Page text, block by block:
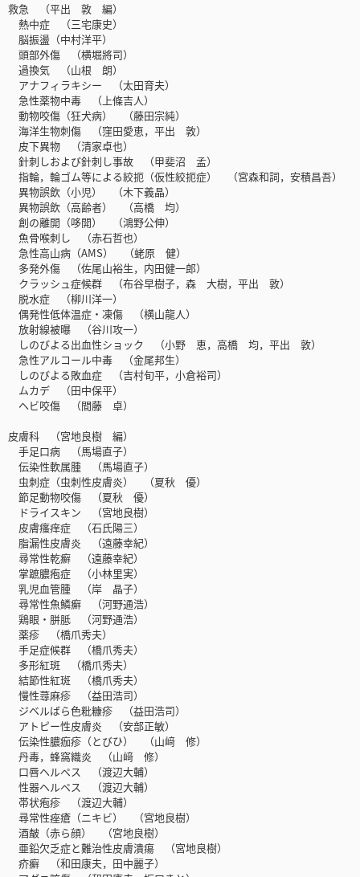
救急 （平出 敦 編）
熱中症 （三宅康史）
脳振盪（中村洋平）
頭部外傷 （横堀將司）
過換気 （山根 朗）
アナフィラキシー （太田育夫）
急性薬物中毒 （上條吉人）
動物咬傷（狂犬病） （藤田宗純）
海洋生物刺傷 （窪田愛恵，平出 敦）
皮下異物 （清家卓也）
針刺しおよび針刺し事故 （甲斐沼 孟）
指輪，輪ゴム等による絞扼（仮性絞扼症） （宮森和詞，安積昌吾）
異物誤飲（小児） （木下義晶）
異物誤飲（高齢者） （高橋 均）
創の離開（哆開） （鴻野公伸）
魚骨喉刺し （赤石哲也）
急性高山病（AMS） （蛯原 健）
多発外傷 （佐尾山裕生，内田健一郎）
クラッシュ症候群 （布谷早樹子，森 大樹，平出 敦）
脱水症 （柳川洋一）
偶発性低体温症・凍傷 （横山龍人）
放射線被曝 （谷川攻一）
しのびよる出血性ショック （小野 恵，高橋 均，平出 敦）
急性アルコール中毒 （金尾邦生）
しのびよる敗血症 （吉村旬平，小倉裕司）
ムカデ （田中保平）
ヘビ咬傷 （間藤 卓）
皮膚科 （宮地良樹 編）
手足口病 （馬場直子）
伝染性軟属腫 （馬場直子）
虫刺症（虫刺性皮膚炎） （夏秋 優）
節足動物咬傷 （夏秋 優）
ドライスキン （宮地良樹）
皮膚瘙痒症 （石氏陽三）
脂漏性皮膚炎 （遠藤幸紀）
尋常性乾癬 （遠藤幸紀）
掌蹠膿疱症 （小林里実）
乳児血管腫 （岸 晶子）
尋常性魚鱗癬 （河野通浩）
鶏眼・胼胝 （河野通浩）
薬疹 （橋爪秀夫）
手足症候群 （橋爪秀夫）
多形紅斑 （橋爪秀夫）
結節性紅斑 （橋爪秀夫）
慢性蕁麻疹 （益田浩司）
ジベルばら色粃糠疹 （益田浩司）
アトピー性皮膚炎 （安部正敏）
伝染性膿痂疹（とびひ） （山﨑 修）
丹毒，蜂窩織炎 （山﨑 修）
口唇ヘルペス （渡辺大輔）
性器ヘルペス （渡辺大輔）
帯状疱疹 （渡辺大輔）
尋常性痤瘡（ニキビ） （宮地良樹）
酒皶（赤ら顔） （宮地良樹）
亜鉛欠乏症と難治性皮膚潰瘍 （宮地良樹）
疥癬 （和田康夫，田中麗子）